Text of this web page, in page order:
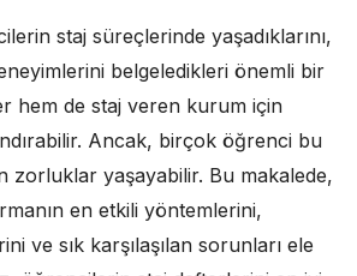
staj süreçlerinde yaşadıklarını,
belgeledikleri önemli bir
hem de staj veren kurum için
Ancak, birçok öğrenci bu
zorluklar yaşayabilir. Bu makalede,
en etkili yöntemlerini,
ve sık karşılaşılan sorunları ele